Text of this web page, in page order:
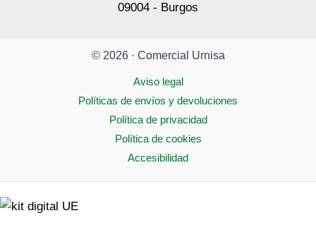
09004 - Burgos
© 2026 · Comercial Urnisa
Aviso legal
Políticas de envíos y devoluciones
Política de privacidad
Política de cookies
Accesibilidad